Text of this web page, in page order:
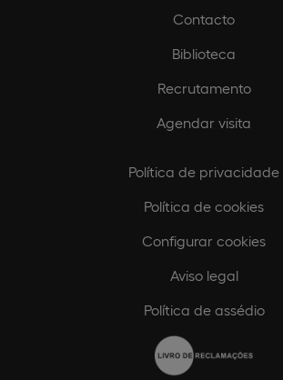
Contacto
Biblioteca
Recrutamento
Agendar visita
Política de privacidade
Política de cookies
Configurar cookies
Aviso legal
Política de assédio